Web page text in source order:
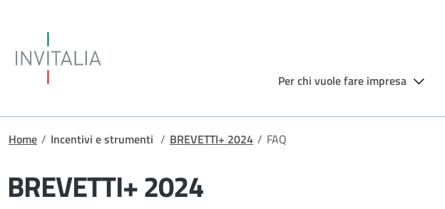
Per chi vuole fare impresa
Briciole di pane
Home / Incentivi e strumenti / BREVETTI+ 2024 / FAQ
BREVETTI+ 2024